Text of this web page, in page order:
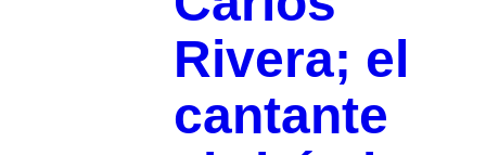
Rivera; el
cantante